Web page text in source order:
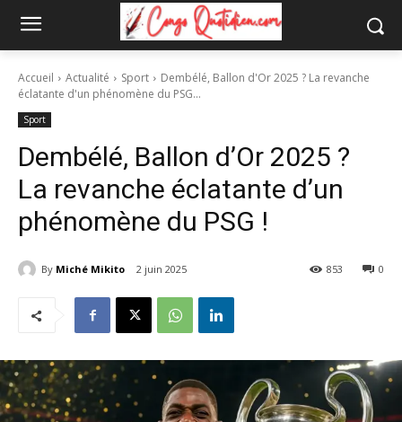
Accueil Actualité Sport
Dembélé, Ballon d'Or 2025 ? La revanche
éclatante d'un phénomène du PSG...
Sport
Dembélé, Ballon d’Or 2025 ?
La revanche éclatante d’un
phénomène du PSG !
By Miché Mikito 2 juin 2025 0
853